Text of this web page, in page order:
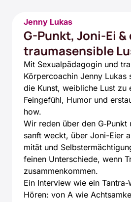
Jenny Lukas
G-Punkt, Joni-Ei &
traumasensible
Mit Sexu­al­päd­ago­gin und
Kör­per­coa­chin Jen­ny Lukas
die Kunst, weib­li­che Lust zu
Fein­ge­fühl, Humor und
how.
Wir reden über den
sanft weckt, über Joni-Eier
mi­tät und
fei­nen Unter­schie­de, wenn
zusam­men­kom­men.
Ein Inter­view wie ein
Hören: von A wie